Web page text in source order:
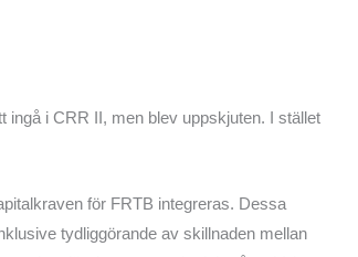
ingå i CRR II, men blev uppskjuten. I stället
för FRTB integreras. Dessa
tydliggörande av skillnaden mellan